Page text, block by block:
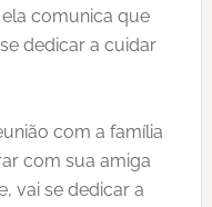
comunica que
dedicar a cuidar
com a família
com sua amiga
vai se dedicar a